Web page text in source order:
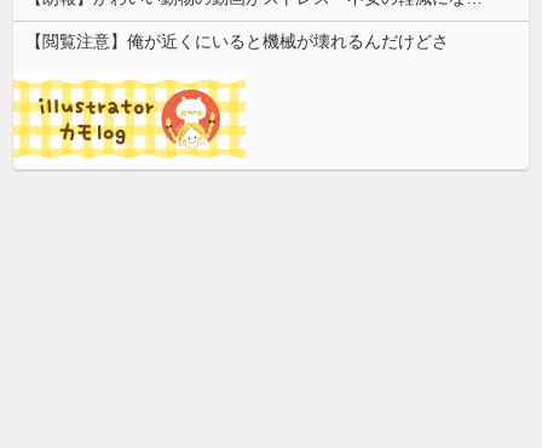
【閲覧注意】俺が近くにいると機械が壊れるんだけどさ